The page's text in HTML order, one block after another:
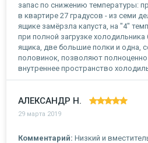
запас по снижению температуры:
в квартире 27 градусов - из семи
ящике замёрзла капуста, на "4"
при полной загрузке
ящика, две большие полки и одна,
половинок, позволяют
внутреннее пространство
АЛЕКСАНДР Н.
29 марта 2019
Комментарий: Низкий и